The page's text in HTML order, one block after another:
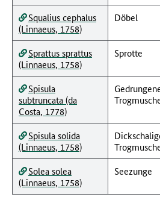
Squalius cephalus
(Linnaeus, 1758)
Döbel
Sprattus sprattus
(Linnaeus, 1758)
Sprotte
Spisula
subtruncata (da
Costa, 1778)
Spisula solida
(Linnaeus, 1758)
Solea solea
(Linnaeus, 1758)
Seezunge